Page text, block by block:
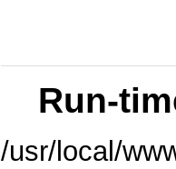
Run-
/usr/local/